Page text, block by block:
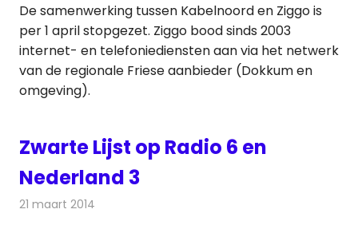
De samenwerking tussen Kabelnoord en Ziggo is
per 1 april stopgezet. Ziggo bood sinds 2003
internet- en telefoniediensten aan via het netwerk
van de regionale Friese aanbieder (Dokkum en
omgeving).
Zwarte Lijst op Radio 6 en
Nederland 3
21 maart 2014